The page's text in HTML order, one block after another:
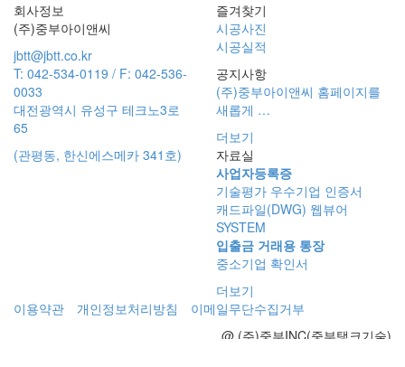
회사정보
(주)중부아이앤씨
jbtt@jbtt.co.kr
T: 042-534-0119 / F: 042-536-
0033
대전광역시 유성구 테크노3로
65
(관평동, 한신에스메카 341호)
즐겨찾기
시공사진
시공실적
공지사항
(주)중부아이앤씨 홈페이지를
새롭게 …
더보기
자료실
사업자등록증
기술평가 우수기업 인증서
캐드파일(DWG) 웹뷰어
SYSTEM
입출금 거래용 통장
중소기업 확인서
더보기
이용약관
개인정보처리방침
이메일무단수집거부
@ (주)중부INC(중부탱크기술)